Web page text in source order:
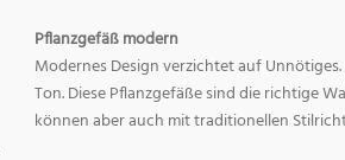
Pflanzgefäß modern
Modernes Design verzichtet auf
Ton. Diese Pflanzgefäße sind die richtige
können aber auch mit traditionellen